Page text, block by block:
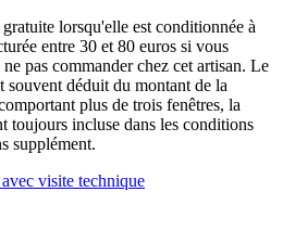
lorsqu'elle est conditionnée à
entre 30 et 80 euros si vous
pas commander chez cet artisan. Le
souvent déduit du montant de la
plus de trois fenêtres, la
toujours incluse dans les conditions
supplément.
visite technique